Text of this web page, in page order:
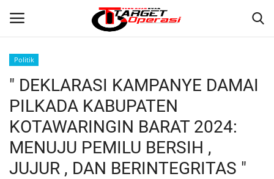
Home
Contact
NASIONAL
Politik
" DEKLARASI KAMPANYE DAMAI
PILKADA KABUPATEN
KOTAWARINGIN BARAT 2024:
MENUJU PEMILU BERSIH ,
JUJUR , DAN BERINTEGRITAS "